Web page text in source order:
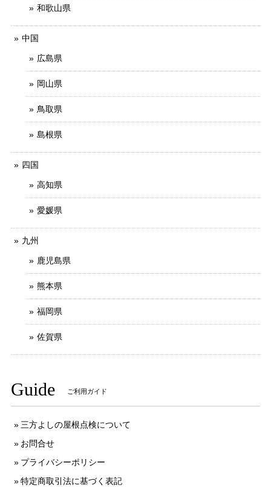
和歌山県
中国
広島県
岡山県
鳥取県
島根県
四国
高知県
愛媛県
九州
鹿児島県
熊本県
福岡県
佐賀県
Guide ご利用ガイド
三方よしの屋根点検について
お問合せ
プライバシーポリシー
特定商取引法に基づく表記